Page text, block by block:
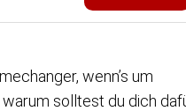
wenn’s um
solltest du dich